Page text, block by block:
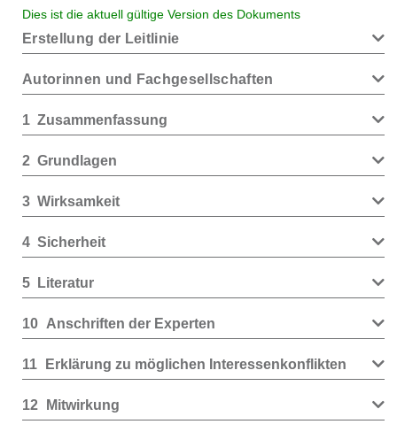
Dies ist die aktuell gültige Version des Dokuments
Erstellung der Leitlinie
Autorinnen und Fachgesellschaften
1 Zusammenfassung
2 Grundlagen
3 Wirksamkeit
4 Sicherheit
5 Literatur
10 Anschriften der Experten
11 Erklärung zu möglichen Interessenkonflikten
12 Mitwirkung